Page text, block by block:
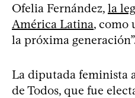
Ofelia Fernández, la
América Latina, como
la próxima
La diputada feminista
de Todos, que fue